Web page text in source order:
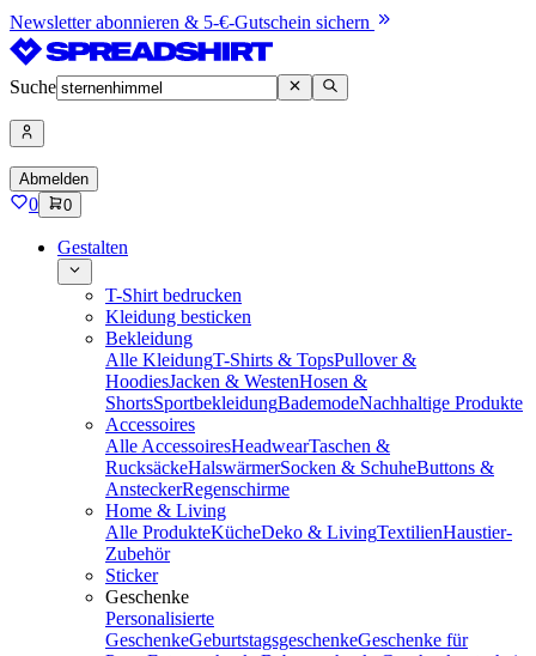
Newsletter abonnieren & 5-€-Gutschein sichern
Suche
Abmelden
0 0
Gestalten
T-Shirt bedrucken
Kleidung besticken
Bekleidung
Alle KleidungT-Shirts & TopsPullover &
HoodiesJacken & WestenHosen &
ShortsSportbekleidungBademodeNachhaltige Produkte
Accessoires
Alle AccessoiresHeadwearTaschen &
RucksäckeHalswärmerSocken & SchuheButtons &
AnsteckerRegenschirme
Home & Living
Alle ProdukteKücheDeko & LivingTextilienHaustier-
Zubehör
Sticker
Geschenke
Personalisierte
GeschenkeGeburtstagsgeschenkeGeschenke für